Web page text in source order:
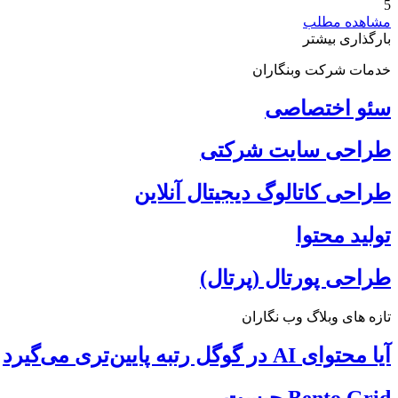
5
مشاهده مطلب
بارگذاری بیشتر
خدمات شرکت وبنگاران
سئو اختصاصی
طراحی سایت شرکتی
طراحی کاتالوگ دیجیتال آنلاین
تولید محتوا
طراحی پورتال (پرتال)
تازه های وبلاگ وب نگاران
آیا محتوای AI در گوگل رتبه پایین‌تری می‌گیرد